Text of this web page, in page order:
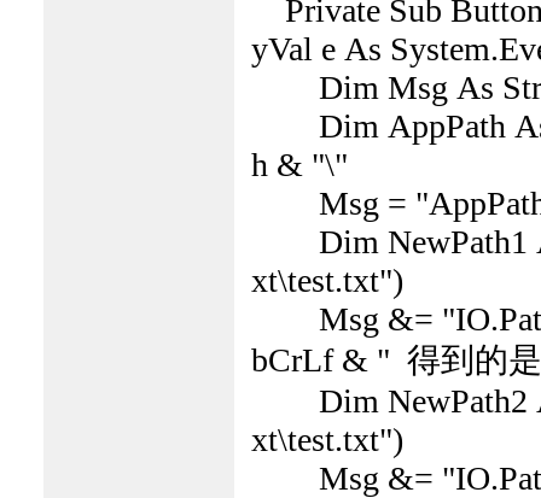
Private Sub
yVal e As
Dim Msg As
Dim AppPath As
h & "\"
Msg =
Dim NewPath1
xt\test.txt")
Msg &=
bCrLf & " 得到的
Dim NewPath2
xt\test.txt")
Msg &=